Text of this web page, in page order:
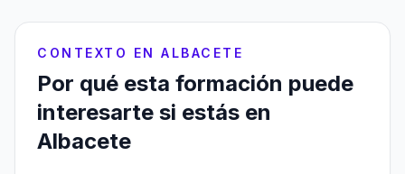
CONTEXTO EN ALBACETE
Por qué esta formación puede
interesarte si estás en
Albacete